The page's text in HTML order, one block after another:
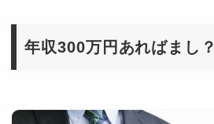
年収300万円あればまし？